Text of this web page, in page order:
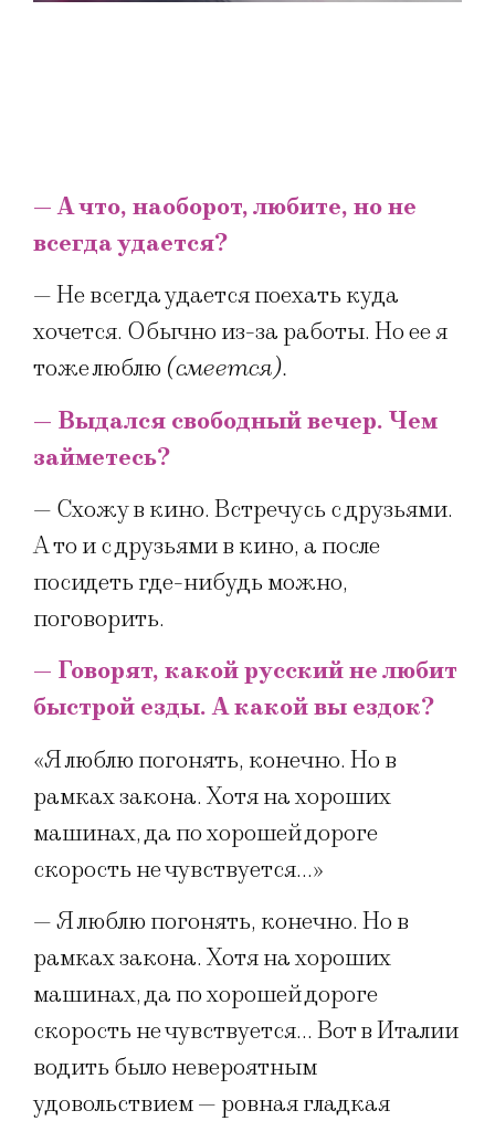
— А что, наоборот, любите, но не
всегда удается?
— Не всегда удается поехать куда
хочется. Обычно из-за работы. Но ее я
тоже люблю (смеется).
— Выдался свободный вечер. Чем
займетесь?
— Схожу в кино. Встречусь с друзьями.
А то и с друзьями в кино, а после
посидеть где-нибудь можно,
поговорить.
— Говорят, какой русский не любит
быстрой езды. А какой вы ездок?
«Я люблю погонять, конечно. Но в
рамках закона. Хотя на хороших
машинах, да по хорошей дороге
скорость не чувствуется…»
— Я люблю погонять, конечно. Но в
рамках закона. Хотя на хороших
машинах, да по хорошей дороге
скорость не чувствуется… Вот в Италии
водить было невероятным
удовольствием — ровная гладкая